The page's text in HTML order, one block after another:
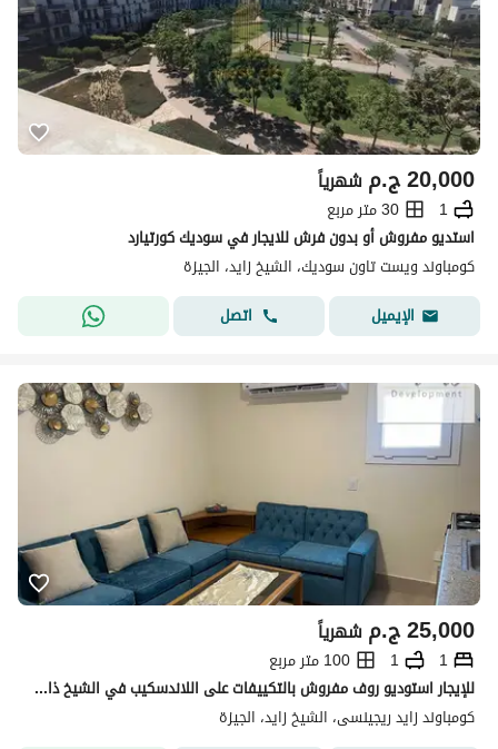
ج.م20,000 شهرياً
1
30 متر مربع
استديو مفروش أو بدون فرش للايجار في سوديك كورتيارد
كومباوند ويست تاون سوديك، الشيخ زايد، الجيزة
الإيميل
اتصل
ج.م25,000 شهرياً
1
1
100 متر مربع
للإيجار استوديو روف مفروش بالتكييفات على اللاندسكيب في الشيخ ذايد For Rent Studio Roof Furnished With AC/S ,in Zayed Regency - Alsheikh Zayed
كومباوند زايد ريجينسى، الشيخ زايد، الجيزة